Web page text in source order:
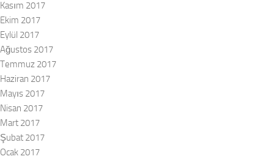
Kasım 2017
Ekim 2017
Eylül 2017
Ağustos 2017
Temmuz 2017
Haziran 2017
Mayıs 2017
Nisan 2017
Mart 2017
Şubat 2017
Ocak 2017